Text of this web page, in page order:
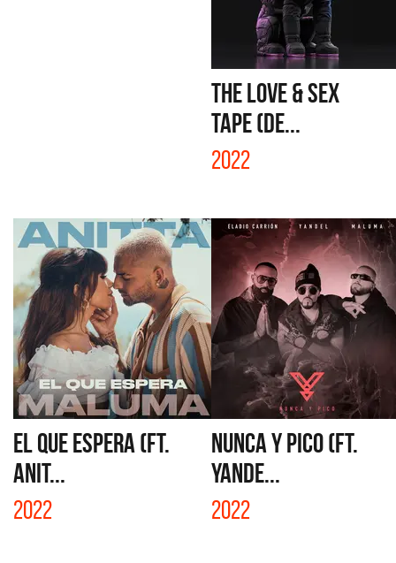
THE LOVE & SEX
TAPE (DE...
2022
EL QUE ESPERA (FT.
ANIT...
2022
NUNCA Y PICO (FT.
YANDE...
2022